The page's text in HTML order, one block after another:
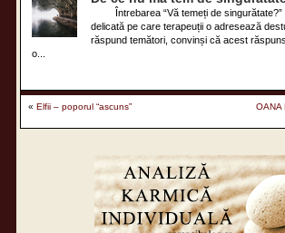
Întrebarea “Vă temeți de singurătate?”
delicată pe care terapeuții o adresează
răspund temători, convinși că acest
o...
«Elfii – poporul “ascuns”
OANA